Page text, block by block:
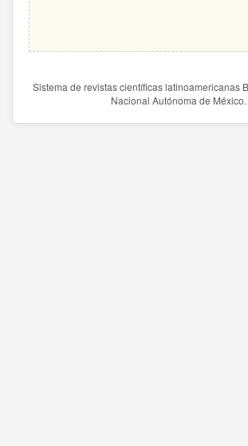
Sistema de revistas científicas latinoamericanas
Nacional Autónoma de México.